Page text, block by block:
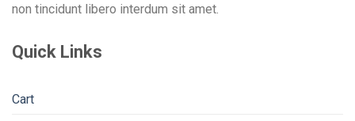
non tincidunt libero interdum sit amet.
Quick Links
Cart